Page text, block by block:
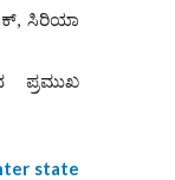
ಸಿರಿಯಾ
ಪ್ರಮುಖ
state